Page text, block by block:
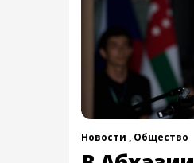
Новости , Общество